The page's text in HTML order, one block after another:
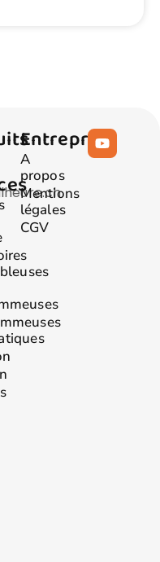
Entreprise
A
propos
Mentions
légales
CGV